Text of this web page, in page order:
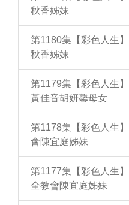
秋香姊妹
第1180集【彩色人生
秋香姊妹
第1179集【彩色人生
黃佳音胡妍馨母女
第1178集【彩色人生
會陳宜庭姊妹
第1177集【彩色人生
全教會陳宜庭姊妹